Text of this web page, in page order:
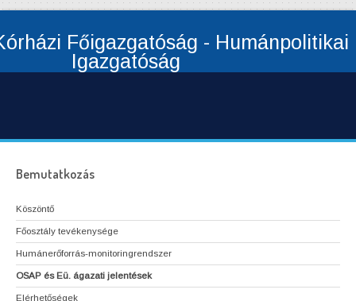
Főigazgatóság - Humánpolitikai
Igazgatóság
Bemutatkozás
Köszöntő
Főosztály tevékenysége
Humánerőforrás-monitoringrendszer
OSAP és Eü. ágazati jelentések
Elérhetőségek